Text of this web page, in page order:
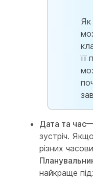
Як
її
Дата та час—
зустріч.
різних
найкраще